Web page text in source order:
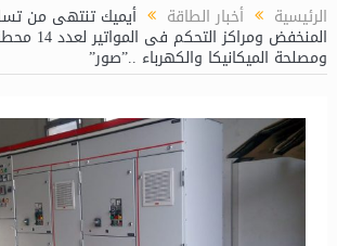
الرئيسية أخبار الطاقة أيميك تنتهى من
المنخفض
ومصلحة الميكانيكا والكهرباء ..”صور”